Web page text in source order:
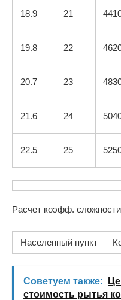
18.9 21
19.8 22
20.7 23
21.6 24
22.5 25
Расчет коэфф.
Населенный пункт
Советуем также:
стоимость рытья